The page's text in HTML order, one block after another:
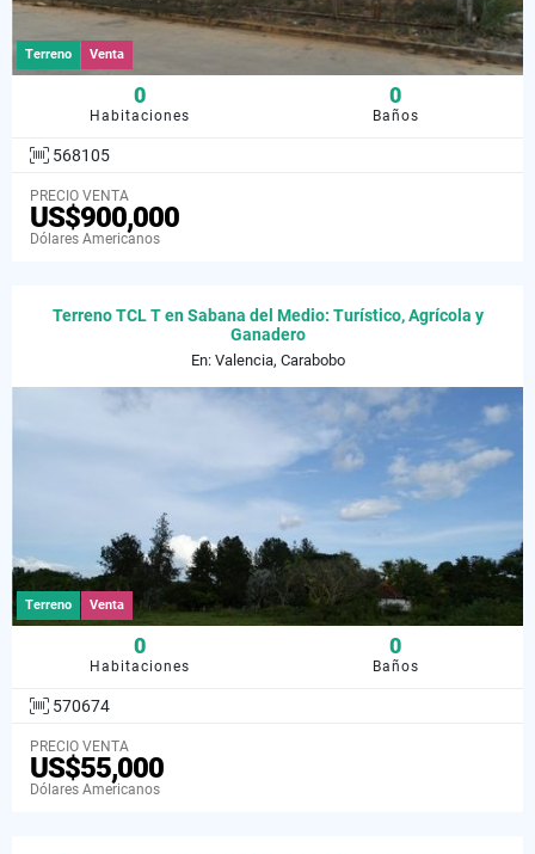
Terreno Venta
0
Habitaciones
0
Baños
568105
PRECIO VENTA
US$900,000
Dólares Americanos
Terreno TCL T en Sabana del Medio: Turístico, Agrícola y
Ganadero
En: Valencia, Carabobo
Terreno Venta
0
Habitaciones
0
Baños
570674
PRECIO VENTA
US$55,000
Dólares Americanos